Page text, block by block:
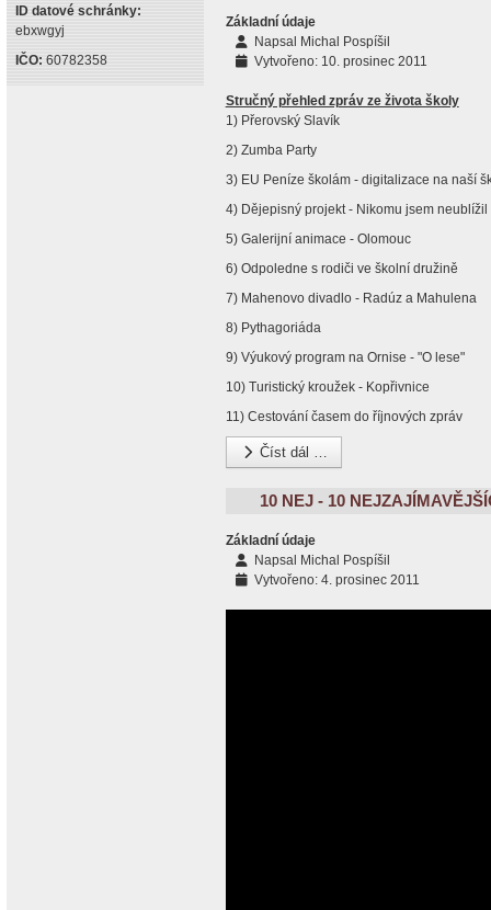
ID datové schránky:
ebxwgyj
IČO: 60782358
Základní údaje
Napsal Michal Pospíšil
Vytvořeno: 10. prosinec 2011
Stručný přehled zpráv ze života školy
1) Přerovský Slavík
2) Zumba Party
3) EU Peníze školám - digitalizace na naší
4) Dějepisný projekt - Nikomu jsem neublížil
5) Galerijní animace - Olomouc
6) Odpoledne s rodiči ve školní družině
7) Mahenovo divadlo - Radúz a Mahulena
8) Pythagoriáda
9) Výukový program na Ornise - "O lese"
10) Turistický kroužek - Kopřivnice
11) Cestování časem do říjnových zpráv
Číst dál …
10 NEJ - 10
Základní údaje
Napsal Michal Pospíšil
Vytvořeno: 4. prosinec 2011